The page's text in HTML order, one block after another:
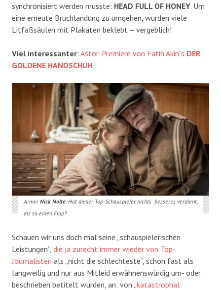
synchronisiert werden musste: HEAD FULL OF HONEY. Um
eine erneute Bruchlandung zu umgehen, wurden viele
Litfaßsäulen mit Plakaten beklebt – vergeblich!
Viel interessanter: Astor-Premiere von Fatih Akin´s DER
GOLDENE HANDSCHUH
ArmerNick Nolte. Hat dieser Top-Schauspieler nichts besseres verdient,
als so einen Flop?
Schauen wir uns doch mal seine „schauspielerischen
Leistungen“, die ja zurecht immer wieder von Top-
Journalisten als „nicht die schlechteste“, schon fast als
langweilig und nur aus Mitleid erwähnenswürdig um- oder
beschrieben betitelt wurden, an: von „ katastrophal